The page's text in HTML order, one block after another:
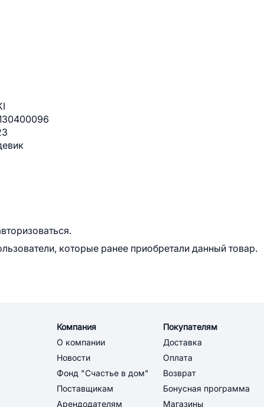
которые ранее приобретали данный товар.
Компания
О компании
Новости
Фонд "Счастье в дом"
Поставщикам
Арендодателям
Покупателям
Доставка
Оплата
Возврат
Бонусная программа
Магазины